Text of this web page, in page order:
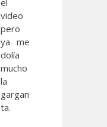
el
video
pero
ya me
dolía
mucho
la
gargan
ta.